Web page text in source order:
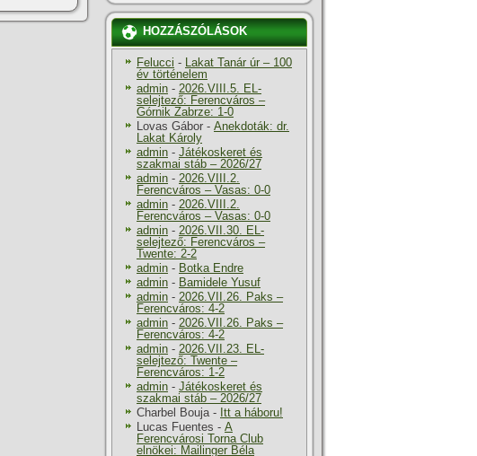
HOZZÁSZÓLÁSOK
Felucci - Lakat Tanár úr – 100
év történelem
admin - 2026.VIII.5. EL-
selejtező: Ferencváros –
Górnik Zabrze: 1-0
Lovas Gábor - Anekdoták: dr.
Lakat Károly
admin - Játékoskeret és
szakmai stáb – 2026/27
admin - 2026.VIII.2.
Ferencváros – Vasas: 0-0
admin - 2026.VIII.2.
Ferencváros – Vasas: 0-0
admin - 2026.VII.30. EL-
selejtező: Ferencváros –
Twente: 2-2
admin - Botka Endre
admin - Bamidele Yusuf
admin - 2026.VII.26. Paks –
Ferencváros: 4-2
admin - 2026.VII.26. Paks –
Ferencváros: 4-2
admin - 2026.VII.23. EL-
selejtező: Twente –
Ferencváros: 1-2
admin - Játékoskeret és
szakmai stáb – 2026/27
Charbel Bouja- Itt a háboru!
Lucas Fuentes - A
Ferencvárosi Torna Club
elnökei: Mailinger Béla